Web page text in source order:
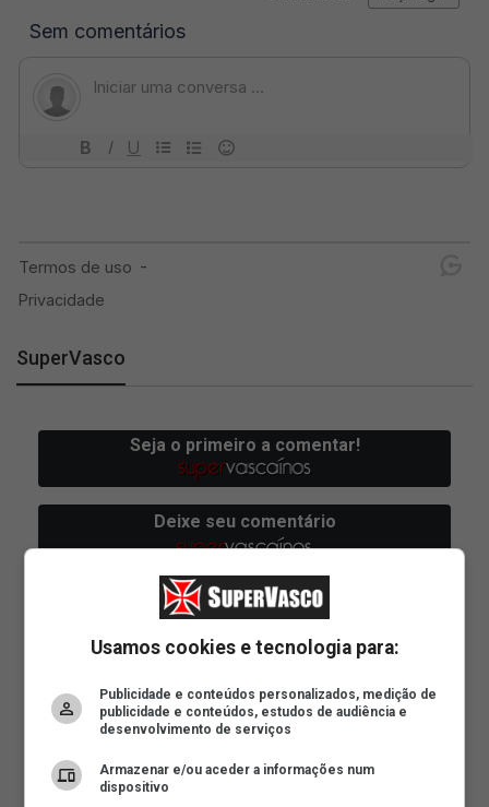
SuperVasco
Usamos cookies e tecnologia para:
Publicidade e conteúdos personalizados, medição de
publicidade e conteúdos, estudos de audiência e
desenvolvimento de serviços
Armazenar e/ou aceder a informações num
dispositivo